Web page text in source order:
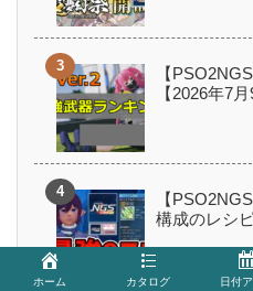
【
【2026年7
【
構成のレシ
ホーム カタログ 日付